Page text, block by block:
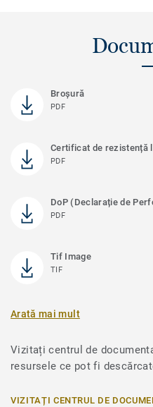
Broşură
PDF
Certificat de rezistență
PDF
DoP (Declarație de
PDF
Tif Image
TIF
Arată mai mult
Vizitați centrul de
resursele ce pot fi
VIZITAȚI CENTRUL DE